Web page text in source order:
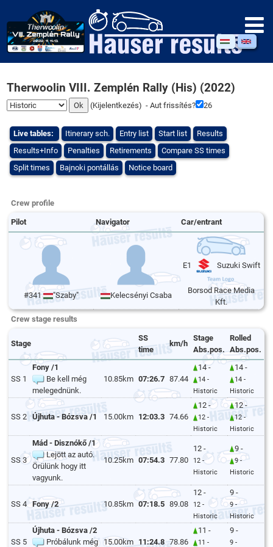
Therwoolin VIII. Zemplén Rally (His) (2022)
(Kijelentkezés) - Aut frissítés? 26
Live tables: Itinerary sch. Entry list Start list
Results
Results+Info
Penalties Retirements
Compare SS times
Split times
Bajnoki pontállás Notice board
Crew profile
Pilot Navigator Car/entrant
#341 "Szaby" Kelecsényi Csaba
E1 Suzuki Swift
Borsod Race Media
Kft.
Crew stage results
Stage
SS
time
km/h
Stage
Abs.pos.
Rolled
Abs.pos.
SS 1
Fony /1
Be kell még
melegednünk.
10.85km 07:26.7 87.44
14 -
14 -
Historic
14 -
14 -
Historic
SS 2 Újhuta - Bózsva /1 15.00km 12:03.3 74.66
12 -
12 -
Historic
12 -
12 -
Historic
SS 3
Mád - Disznókő /1
Lejött az autó.
Örülünk hogy itt
vagyunk.
10.25km 07:54.3 77.80
12 -
12 -
Historic
9 -
9 -
Historic
SS 4 Fony /2 10.85km 07:18.5 89.08
12 -
12 -
Historic
9 -
9 -
Historic
SS 5
Újhuta - Bózsva /2
Próbálunk még 15.00km 11:24.8 78.86
11 -
11 -
9 -
9 -